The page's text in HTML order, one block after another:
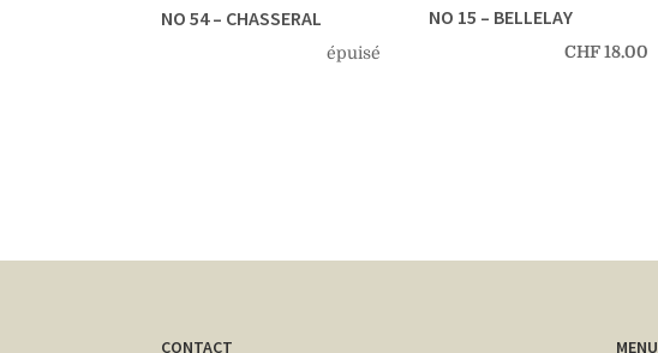
NO 54 – CHASSERAL
épuisé
NO 15 – BELLELAY
CHF18.00
CONTACT MENU